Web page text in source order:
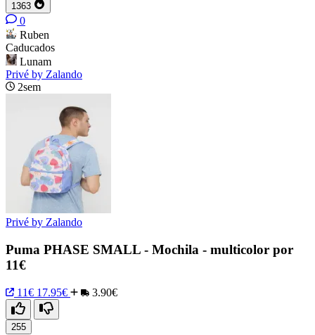
1363
0
Ruben
Caducados
Lunam
Privé by Zalando
2sem
Privé by Zalando
Puma PHASE SMALL - Mochila - multicolor por
11€
11€ 17.95€ 3.90€
255